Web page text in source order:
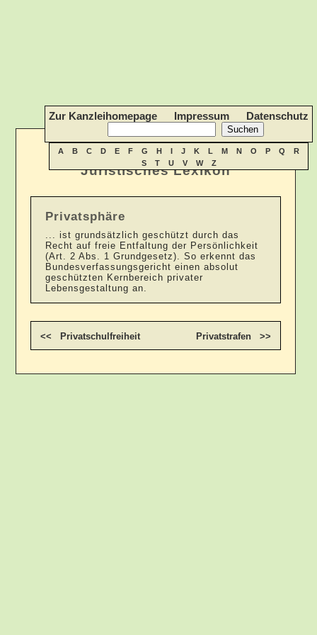
Juristisches Lexikon
Zur Kanzleihomepage Impressum Datenschutz
A B C D E F G H I J K L M N O P Q
R
S
T U V W Z
Privatsphäre
... ist grundsätzlich geschützt durch das
Recht auf freie Entfaltung der Persönlichkeit
(Art. 2 Abs. 1 Grundgesetz). So erkennt das
Bundesverfassungsgericht einen absolut
geschützten Kernbereich privater
Lebensgestaltung an.
<< Privatschulfreiheit Privatstrafen >>